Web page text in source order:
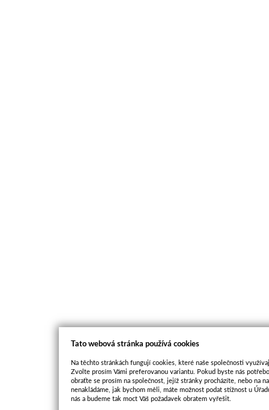
Tato webová stránka používá cookies
Na těchto stránkách fungují cookies, které naše společnosti
Zvolte prosím Vámi preferovanou variantu. Pokud byste nás
obraťte se prosím na společnost, jejíž stránky procházíte, nebo na
nenakládáme, jak bychom měli, máte možnost podat stížnost u
nás a budeme tak moct Váš požadavek obratem vyřešit.